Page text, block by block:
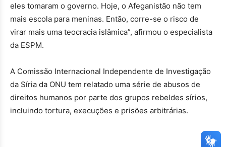
eles tomaram o governo. Hoje, o Afeganistão não tem
mais escola para meninas. Então, corre-se o risco de
virar mais uma teocracia islâmica”, afirmou o especialista
da ESPM.
A Comissão Internacional Independente de Investigação
da Síria da ONU tem relatado uma série de abusos de
direitos humanos por parte dos grupos rebeldes sírios,
incluindo tortura, execuções e prisões arbitrárias.